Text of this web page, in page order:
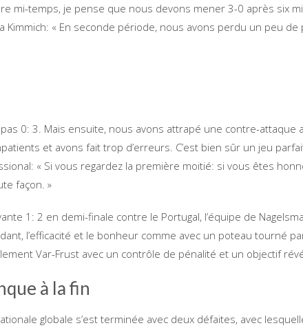
mi-temps, je pense que nous devons mener 3-0 après six
Kimmich: « En seconde période, nous avons perdu un peu de
pas 0: 3. Mais ensuite, nous avons attrapé une contre-attaque
et avons fait trop d’erreurs. C’est bien sûr un jeu
« Si vous regardez la première moitié: si vous êtes
façon. »
1: 2 en demi-finale contre le Portugal, l’équipe de
l’efficacité et le bonheur comme avec un poteau tourné
Var-Frust avec un contrôle de pénalité et un objectif
à la fin
globale s’est terminée avec deux défaites, avec